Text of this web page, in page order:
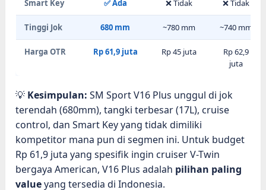
Smart Key ✅ Ada ❌ Tidak ❌ Tidak
Tinggi Jok 680 mm ~780 mm ~740 mm
Harga OTR Rp 61,9 juta Rp 45 juta
Rp 62,9
juta
💡 Kesimpulan: SM Sport V16 Plus unggul di jok
terendah (680mm), tangki terbesar (17L), cruise
control, dan Smart Key yang tidak dimiliki
kompetitor mana pun di segmen ini. Untuk budget
Rp 61,9 juta yang spesifik ingin cruiser V-Twin
bergaya American, V16 Plus adalah pilihan paling
valueyang tersedia di Indonesia.